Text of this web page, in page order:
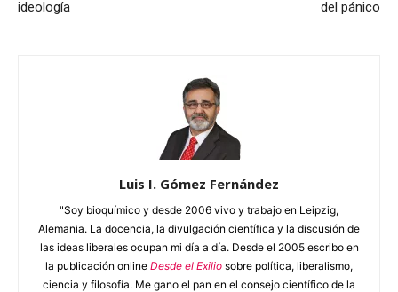
ideología
del pánico
Luis I. Gómez Fernández
"Soy bioquímico y desde 2006 vivo y trabajo en Leipzig,
Alemania. La docencia, la divulgación científica y la discusión de
las ideas liberales ocupan mi día a día. Desde el 2005 escribo en
la publicación online Desde el Exilio sobre política, liberalismo,
ciencia y filosofía. Me gano el pan en el consejo científico de la